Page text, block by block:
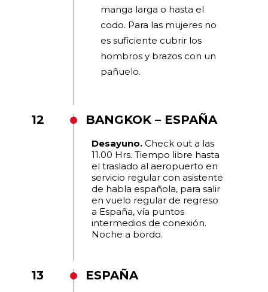
manga larga o hasta el
codo. Para las mujeres no
es suficiente cubrir los
hombros y brazos con un
pañuelo.
12 BANGKOK – ESPAÑA
Desayuno. Check out a las
11.00 Hrs. Tiempo libre hasta
el traslado al aeropuerto en
servicio regular con asistente
de habla española, para salir
en vuelo regular de regreso
a España, vía puntos
intermedios de conexión.
Noche a bordo.
13 ESPAÑA